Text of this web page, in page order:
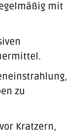
mit
zu
Kratzern,